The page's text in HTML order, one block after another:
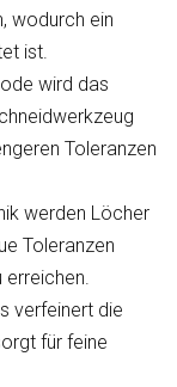
wodurch ein
ist.
wird das
Toleranzen
werden Löcher
Toleranzen
verfeinert die
für feine